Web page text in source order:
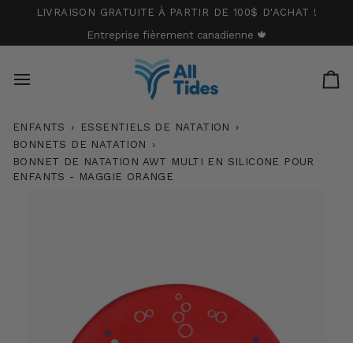
LIVRAISON GRATUITE À PARTIR DE 100$ D'ACHAT !
Entreprise fièrement canadienne 🍁
ENFANTS › ESSENTIELS DE NATATION
›
BONNETS DE NATATION
›
BONNET DE NATATION AWT MULTI EN SILICONE POUR
ENFANTS - MAGGIE ORANGE